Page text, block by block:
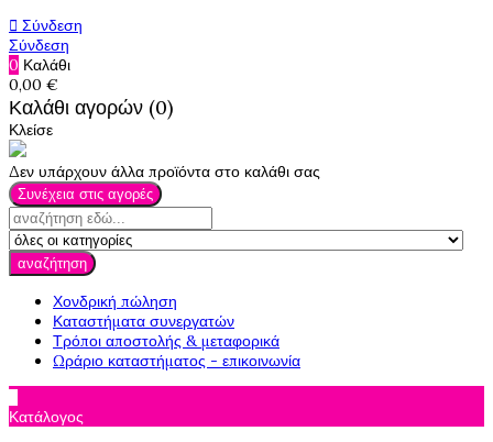
 Σύνδεση
Σύνδεση
0 Καλάθι
0,00 €
Καλάθι αγορών (0)
Κλείσε
Δεν υπάρχουν άλλα προϊόντα στο καλάθι σας
Συνέχεια στις αγορές
αναζήτηση
Χονδρική πώληση
Καταστήματα συνεργατών
Τρόποι αποστολής & μεταφορικά
Ωράριο καταστήματος - επικοινωνία
Κατάλογος